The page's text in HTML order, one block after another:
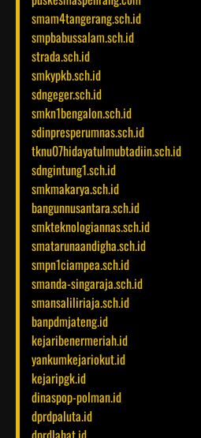
smam4tangerang.sch.id
smpbabussalam.sch.id
strada.sch.id
smkypkb.sch.id
sdngeger.sch.id
smkn1bengalon.sch.id
sdinpresperumnas.sch.id
tknu07hidayatulmubtadiin.sch.id
sdngintung1.sch.id
smkmakarya.sch.id
bangunnusantara.sch.id
smkteknologiannas.sch.id
smatarunaandigha.sch.id
smpn1ciampea.sch.id
smanda-singaraja.sch.id
smansaliliriaja.sch.id
banpdmjateng.id
kejaribenermeriah.id
yankumkejariokut.id
kejaripgk.id
dinaspop-polman.id
dprdpaluta.id